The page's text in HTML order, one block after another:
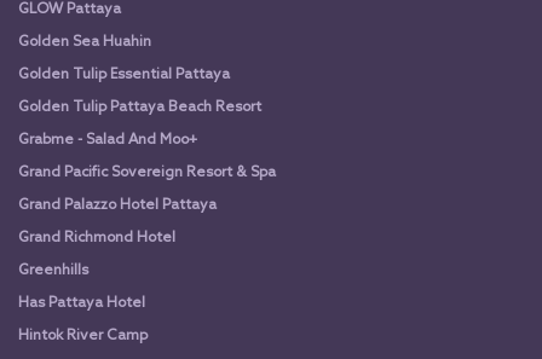
GLOW Pattaya
Golden Sea Huahin
Golden Tulip Essential Pattaya
Golden Tulip Pattaya Beach Resort
Grabme - Salad And Moo+
Grand Pacific Sovereign Resort & Spa
Grand Palazzo Hotel Pattaya
Grand Richmond Hotel
Greenhills
Has Pattaya Hotel
Hintok River Camp